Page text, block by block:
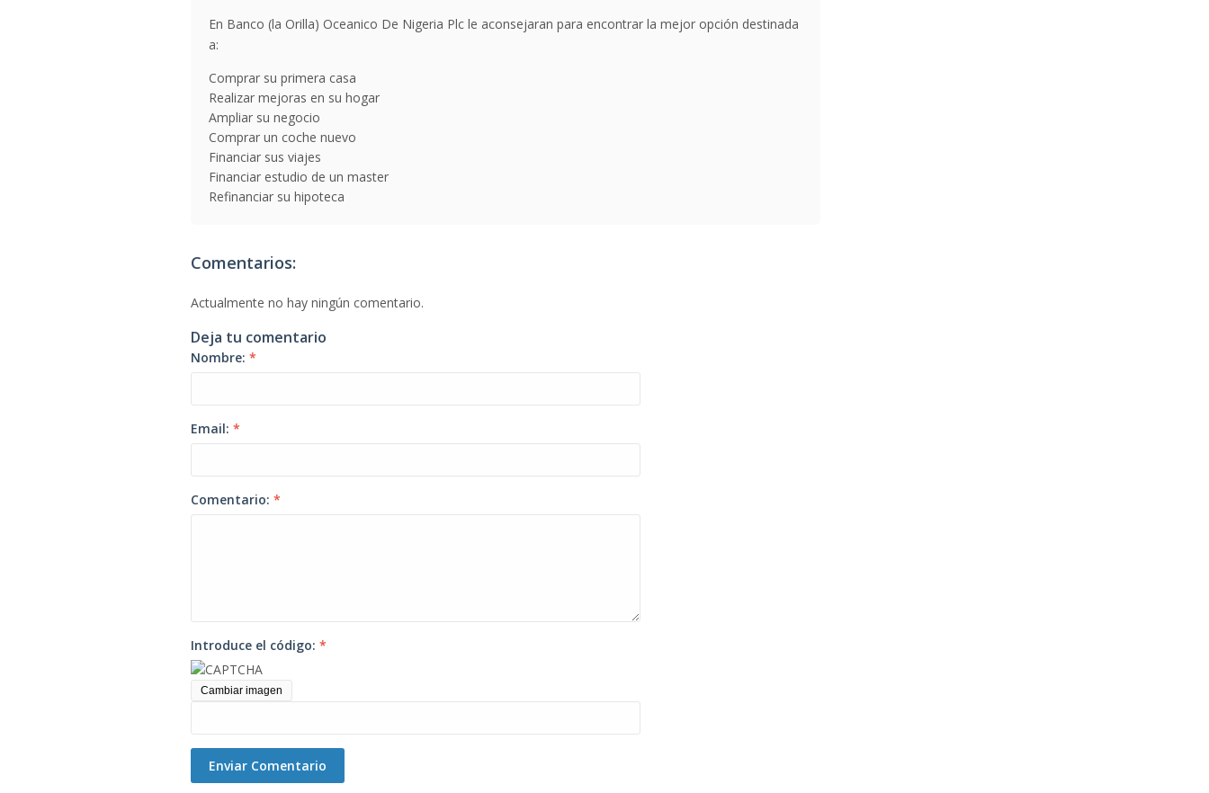
En Banco (la Orilla) Oceanico De Nigeria Plc le aconsejaran para encontrar la mejor opción destinada
a:
Comprar su primera casa
Realizar mejoras en su hogar
Ampliar su negocio
Comprar un coche nuevo
Financiar sus viajes
Financiar estudio de un master
Refinanciar su hipoteca
Comentarios:
Actualmente no hay ningún comentario.
Deja tu comentario
Nombre: *
Email: *
Comentario: *
Introduce el código: *
Cambiar imagen
Enviar Comentario